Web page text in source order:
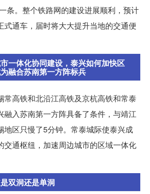
条。整个铁路网的建设进展顺利，预计
式通车，届时将大大提升当地的交通便
一体化协同建设，泰兴如何加快区
融合苏南第一方阵标兵
常高铁和北沿江高铁及京杭高铁和常泰
融入苏南第一方阵具备了条件，与靖江
地区只慢了5分钟。常泰城际使泰兴成
交通枢纽，加速周边城市的区域一体化
双洞还是单洞